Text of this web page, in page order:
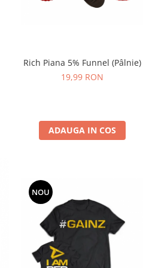
Rich Piana 5% Funnel (Pâlnie)
19,99 RON
ADAUGA IN COS
NOU